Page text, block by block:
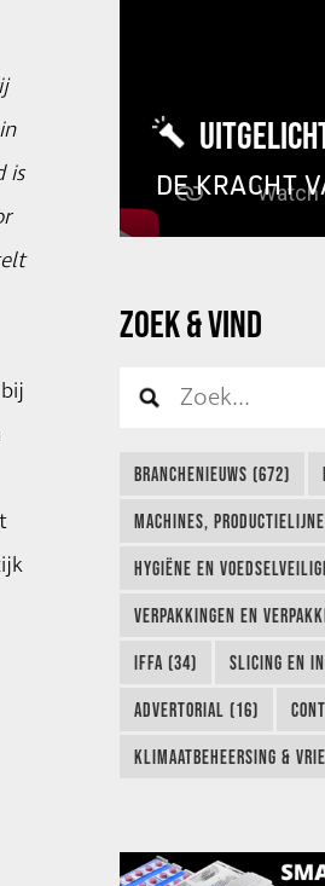
is
DE KRACHT
ZOEK & VIND
BRANCHENIEUWS (672)
MACHINES,
HYGIËNE EN
VERPAKKINGEN EN
IFFA (34) SLICING EN
ADVERTORIAL (16)
KLIMAATBEHEERSING &